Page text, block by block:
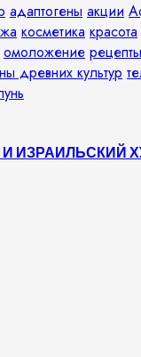
адаптогены акции
косметика красота
омоложение
древних культур
ИЗРАИЛЬСКИЙ